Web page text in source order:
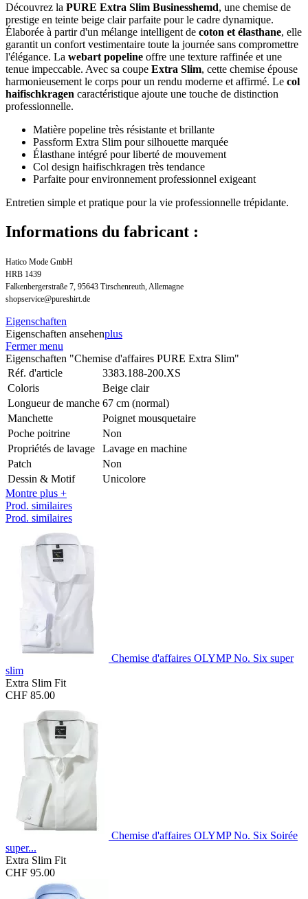
Découvrez la PURE Extra Slim Businesshemd, une chemise de
prestige en teinte beige clair parfaite pour le cadre dynamique.
Élaborée à partir d'un mélange intelligent de coton et élasthane, elle
garantit un confort vestimentaire toute la journée sans compromettre
l'élégance. La webart popeline offre une texture raffinée et une
tenue impeccable. Avec sa coupe Extra Slim, cette chemise épouse
harmonieusement le corps pour un rendu moderne et affirmé. Le col
haifischkragen caractéristique ajoute une touche de distinction
professionnelle.
Matière popeline très résistante et brillante
Passform Extra Slim pour silhouette marquée
Élasthane intégré pour liberté de mouvement
Col design haifischkragen très tendance
Parfaite pour environnement professionnel exigeant
Entretien simple et pratique pour la vie professionnelle trépidante.
Informations du fabricant :
Hatico Mode GmbH
HRB 1439
Falkenbergerstraße 7, 95643 Tirschenreuth, Allemagne
shopservice@pureshirt.de
Eigenschaften
Eigenschaften ansehenplus
Fermer menu
Eigenschaften "Chemise d'affaires PURE Extra Slim"
Réf. d'article
3383.188-200.XS
Coloris
Beige clair
Longueur de manche 67 cm (normal)
Manchette
Poignet mousquetaire
Poche poitrine
Non
Propriétés de lavage
Lavage en machine
Patch
Non
Dessin & Motif
Unicolore
Montre plus +
Prod. similaires
Prod. similaires
Chemise d'affaires OLYMP No. Six super
slim
Extra Slim Fit
CHF 85.00
Chemise d'affaires OLYMP No. Six Soirée
super...
Extra Slim Fit
CHF 95.00